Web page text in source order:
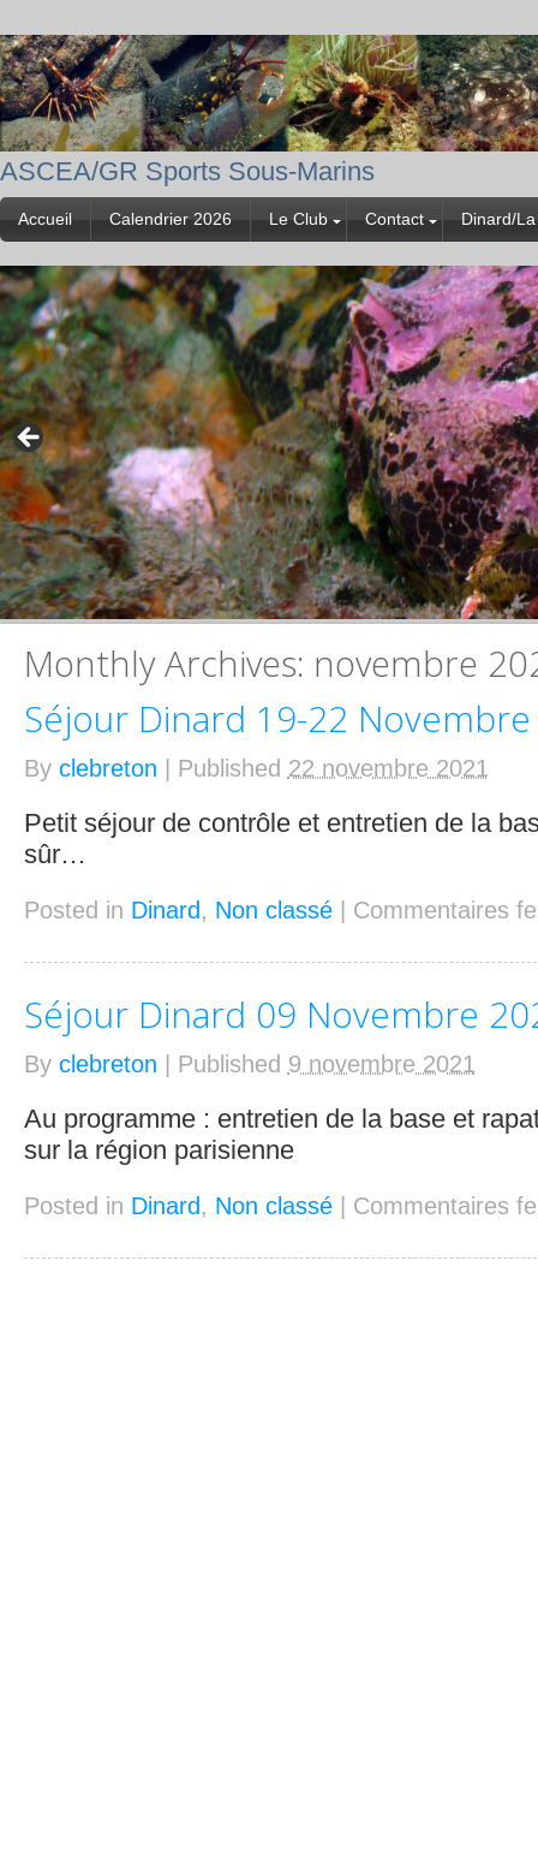
ASCEA/GR Sports Sous-Marins
Accueil Calendrier 2026 Le Club Contact Dinard/
Monthly Archives: novembre
Séjour Dinard 19-22
By clebreton Published 22 novembre 2021
Petit séjour de contrôle et entretien de la
sûr…
Posted in Dinard , Non classé Commentaires
Séjour Dinard 09 Novembre
By clebreton Published 9 novembre 2021
Au programme : entretien de la base et
sur la région parisienne
Posted in Dinard , Non classé Commentaires